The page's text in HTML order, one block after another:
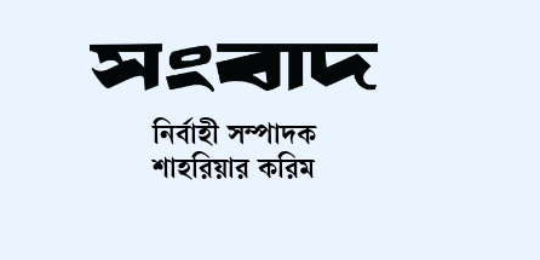
নির্বাহী সম্পাদক
শাহরিয়ার করিম